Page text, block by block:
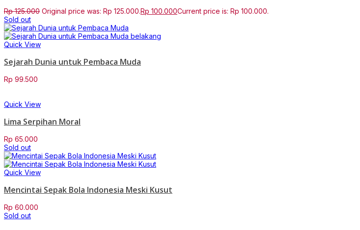
Rp125.000 Original price was: Rp 125.000.Rp 100.000Current price is: Rp 100.000.
Sold out
Quick View
Sejarah Dunia untuk Pembaca Muda
Rp 99.500
Quick View
Lima Serpihan Moral
Rp 65.000
Sold out
Quick View
Mencintai Sepak Bola Indonesia Meski Kusut
Rp 60.000
Sold out